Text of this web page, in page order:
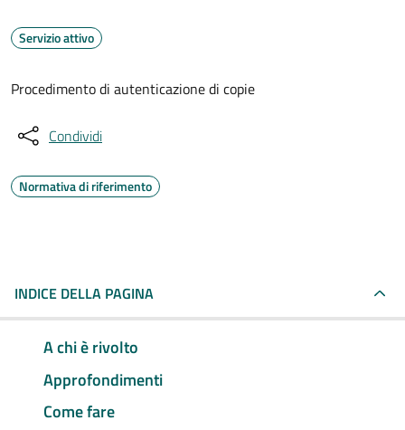
Servizio attivo
Procedimento di autenticazione di copie
Condividi
Normativa di riferimento
INDICE DELLA PAGINA
A chi è rivolto
Approfondimenti
Come fare